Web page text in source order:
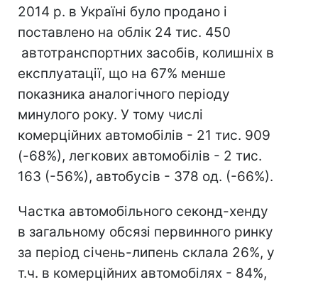
2014 р. в Україні було продано і
поставлено на облік 24 тис. 450
автотранспортних засобів, колишніх в
експлуатації, що на 67% менше
показника аналогічного періоду
минулого року. У тому числі
комерційних автомобілів - 21 тис. 909
(-68%), легкових автомобілів - 2 тис.
163 (-56%), автобусів - 378 од. (-66%).
Частка автомобільного секонд-хенду
в загальному обсязі первинного ринку
за період січень-липень склала 26%, у
т.ч. в комерційних автомобілях - 84%,